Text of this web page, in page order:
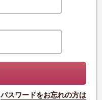
パスワードをお忘れの方は